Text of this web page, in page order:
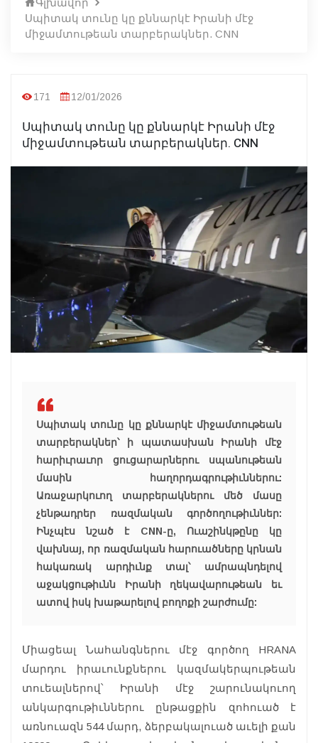
Սպիտակ տունը կը քննարկէ Իրանի մէջ
միջամտութեան տարբերակներ. CNN
171 12/01/2026
Սպիտակ տունը կը քննարկէ Իրանի մէջ
միջամտութեան տարբերակներ. CNN
Սպիտակ տունը կը քննարկէ միջամտութեան
տարբերակներ՝ ի պատասխան Իրանի մէջ
հարիւրաւոր ցուցարարներու սպանութեան
մասին հաղորդագրութիւններու:
Առաջարկուող տարբերակներու մեծ մասը
չենթադրեր ռազմական գործողութիւններ:
Ինչպէս նշած է CNN-ը, Ուաշինկթընը կը
վախնայ, որ ռազմական հարուածները կրնան
հակառակ արդիւնք տալ՝ ամրապնդելով
աջակցութիւնն Իրանի ղեկավարութեան եւ
ատով իսկ խաթարելով բողոքի շարժումը:
Միացեալ Նահանգներու մէջ գործող HRANA
մարդու իրաւունքներու կազմակերպութեան
տուեալներով՝ Իրանի մէջ շարունակուող
անկարգութիւններու ընթացքին զոհուած է
առնուազն 544 մարդ, ձերբակալուած աւելի քան